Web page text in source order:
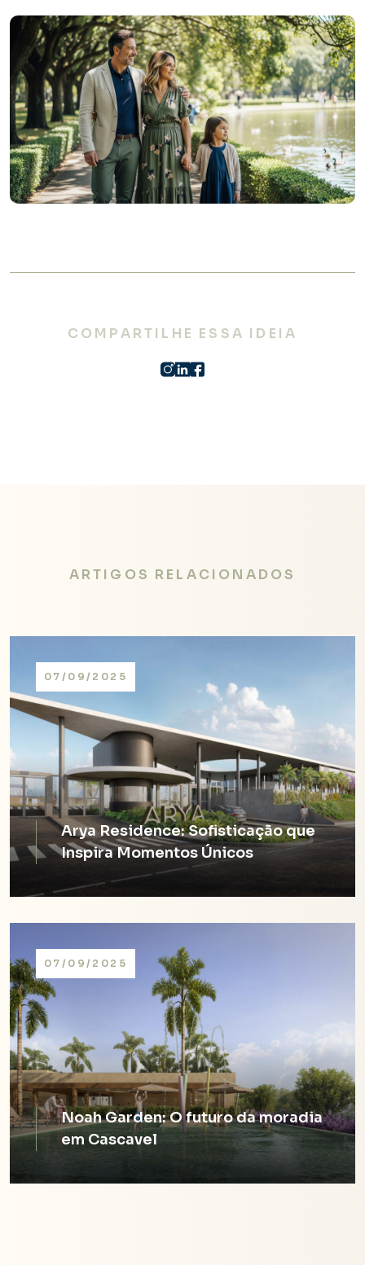
COMPARTILHE ESSA IDEIA
ARTIGOS RELACIONADOS
07/09/2025
Arya Residence: Sofisticação que
Inspira Momentos Únicos
Leia o artigo
07/09/2025
Noah Garden: O futuro da moradia
em Cascavel